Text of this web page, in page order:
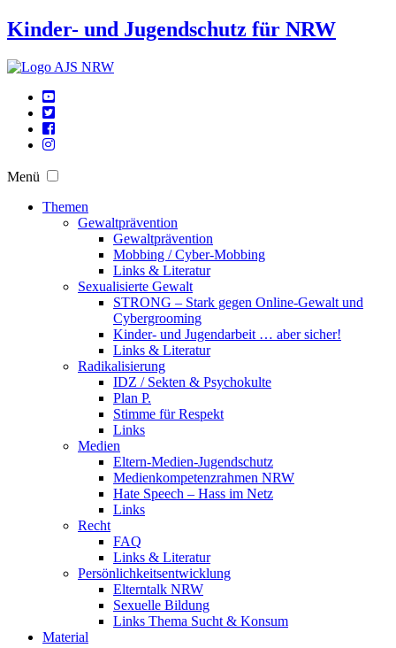
Kinder- und Jugendschutz für NRW
Menü
Themen
Gewaltprävention
Gewaltprävention
Mobbing / Cyber-Mobbing
Links & Literatur
Sexualisierte Gewalt
STRONG – Stark gegen Online-Gewalt und
Cybergrooming
Kinder- und Jugendarbeit … aber sicher!
Links & Literatur
Radikalisierung
IDZ / Sekten & Psychokulte
Plan P.
Stimme für Respekt
Links
Medien
Eltern-Medien-Jugendschutz
Medienkompetenzrahmen NRW
Hate Speech – Hass im Netz
Links
Recht
FAQ
Links & Literatur
Persönlichkeitsentwicklung
Elterntalk NRW
Sexuelle Bildung
Links Thema Sucht & Konsum
Material